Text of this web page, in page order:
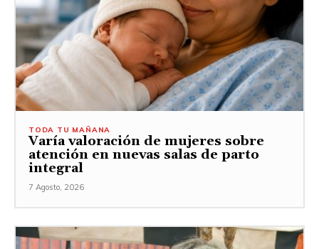
TODA TU MAÑANA
Varía valoración de mujeres sobre
atención en nuevas salas de parto
integral
7 Agosto, 2026